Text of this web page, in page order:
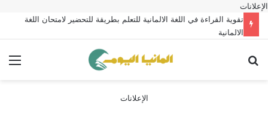
الإعلانات
تقوية القراءة في اللغة الالمانية للتعلم بطريقة للتحضير لامتحان اللغة
الالمانية
الإعلانات